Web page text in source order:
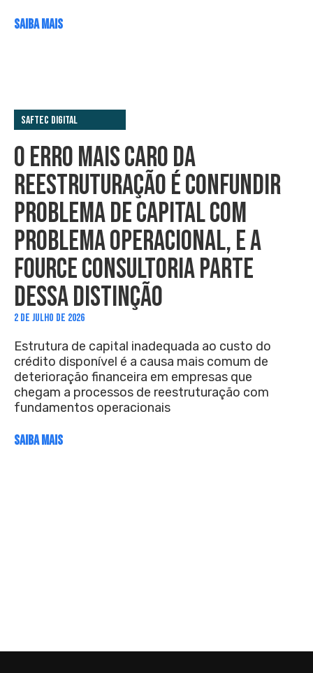
SAIBA MAIS
Saftec Digital
O ERRO MAIS CARO DA
REESTRUTURAÇÃO É CONFUNDIR
PROBLEMA DE CAPITAL COM
PROBLEMA OPERACIONAL, E A
FOURCE CONSULTORIA PARTE
DESSA DISTINÇÃO
2 DE JULHO DE 2026
Estrutura de capital inadequada ao custo do
crédito disponível é a causa mais comum de
deterioração financeira em empresas que
chegam a processos de reestruturação com
fundamentos operacionais
SAIBA MAIS